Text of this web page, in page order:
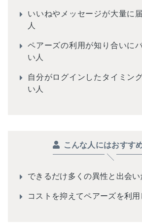
いいねやメッセージが大量に
人
ペアーズの利用が知り合いに
い人
自分がログインしたタイミン
い人
こんな人にはおすす
できるだけ多くの異性と出会い
コストを抑えてペアーズを利用